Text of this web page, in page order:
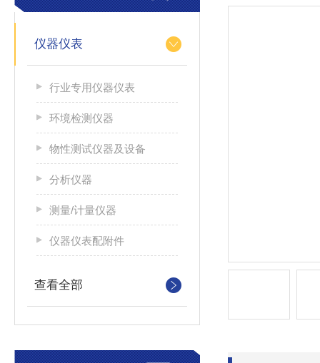
仪器仪表
行业专用仪器仪表
环境检测仪器
物性测试仪器及设备
分析仪器
测量/计量仪器
仪器仪表配附件
查看全部